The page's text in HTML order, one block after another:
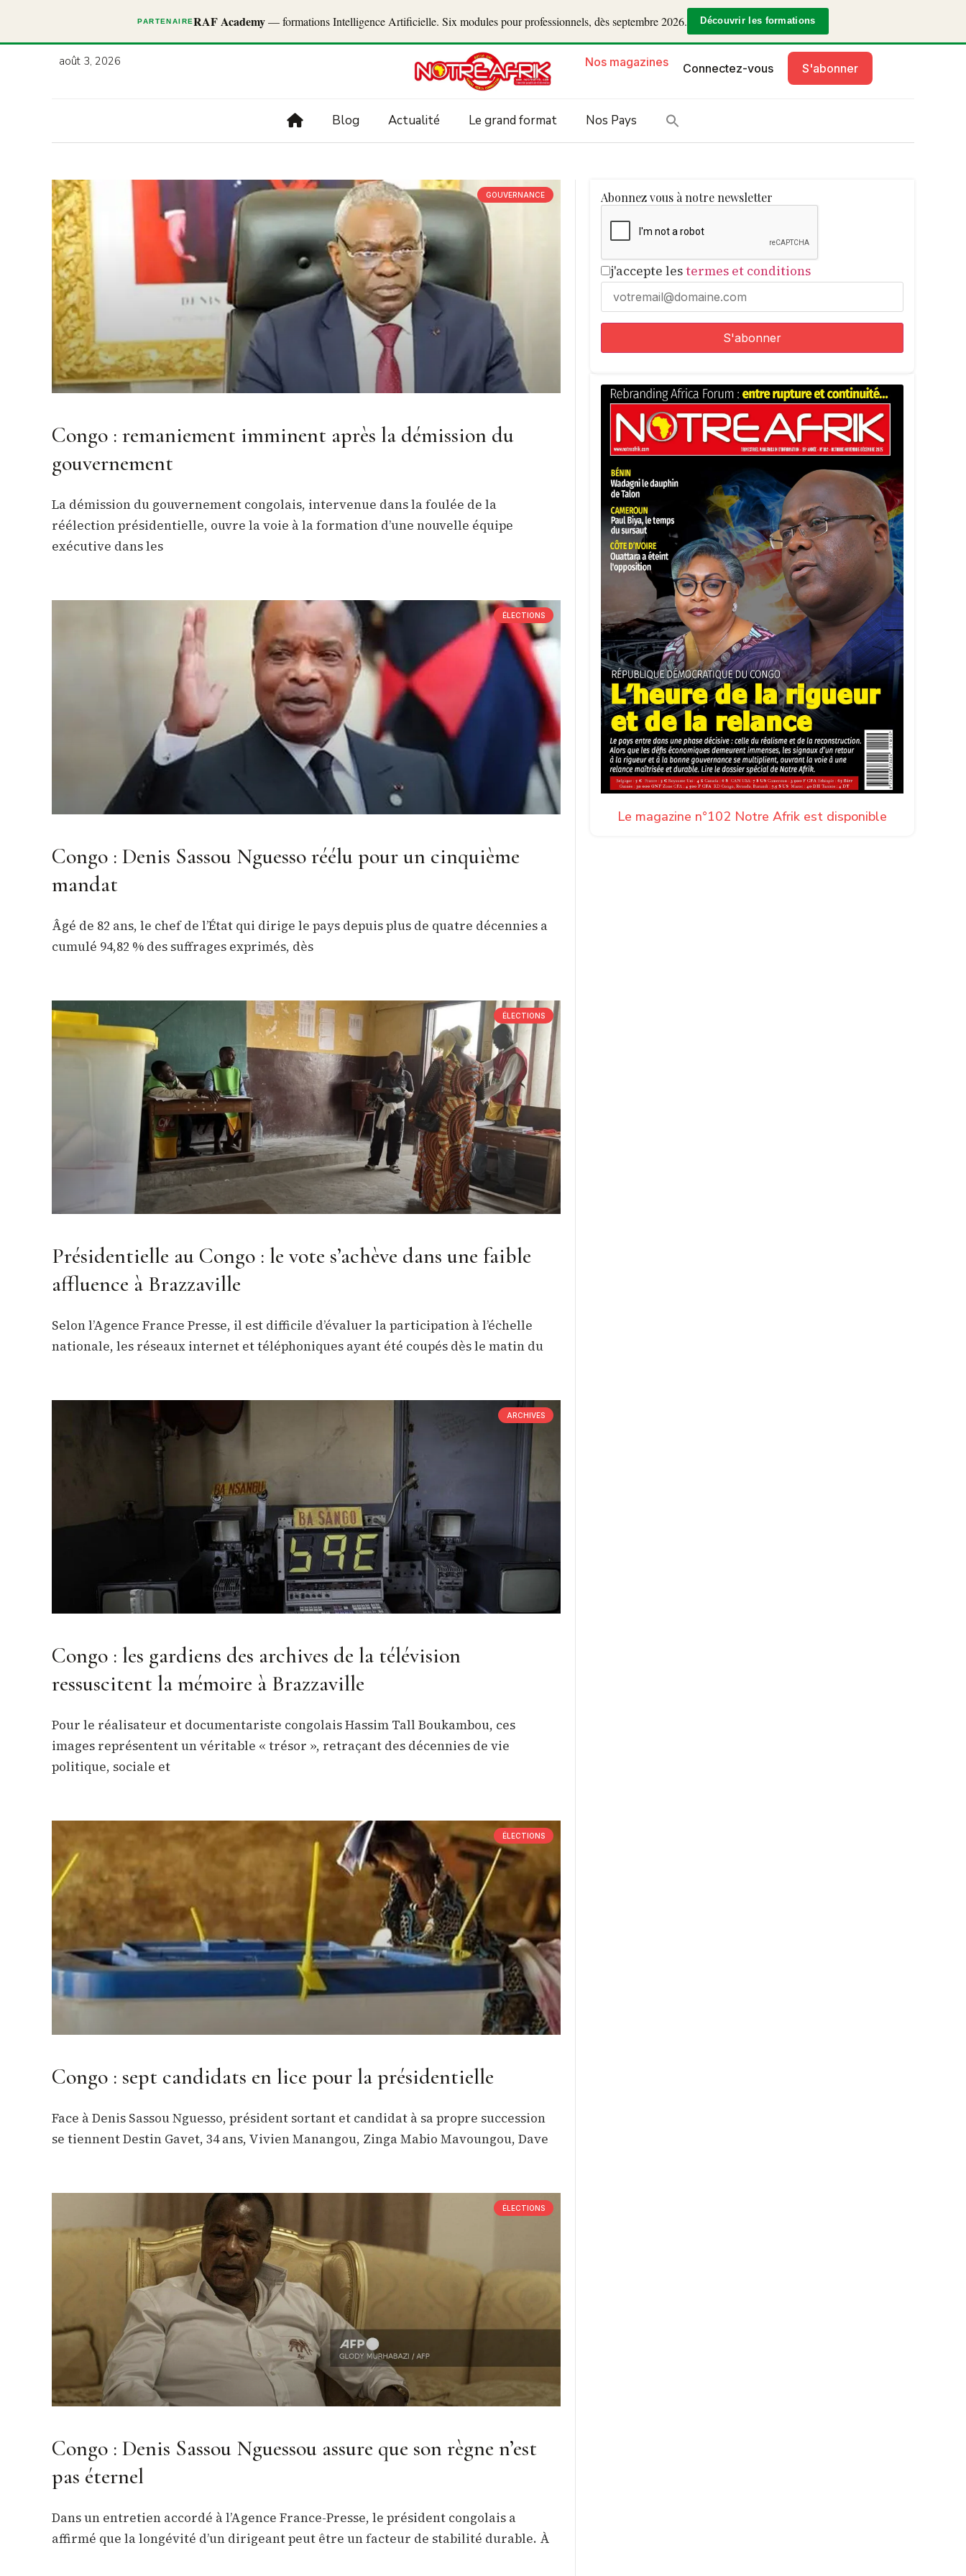
PARTENAIRERAF Academy— formations Intelligence Artificielle. Six modules pour professionnels, dès septembre 2026. Découvrir les formations
août 3, 2026 Nos magazines Connectez-vous S'abonner
Blog Actualité Le grand format Nos Pays
GOUVERNANCE
Congo : remaniement imminent après la démission du
gouvernement
La démission du gouvernement congolais, intervenue dans la foulée de la
réélection présidentielle, ouvre la voie à la formation d’une nouvelle équipe
exécutive dans les
ÉLECTIONS
Congo : Denis Sassou Nguesso réélu pour un cinquième
mandat
Âgé de 82 ans, le chef de l’État qui dirige le pays depuis plus de quatre décennies a
cumulé 94,82 % des suffrages exprimés, dès
ÉLECTIONS
Présidentielle au Congo : le vote s’achève dans une faible
affluence à Brazzaville
Selon l’Agence France Presse, il est difficile d’évaluer la participation à l’échelle
nationale, les réseaux internet et téléphoniques ayant été coupés dès le matin du
ARCHIVES
Congo : les gardiens des archives de la télévision
ressuscitent la mémoire à Brazzaville
Pour le réalisateur et documentariste congolais Hassim Tall Boukambou, ces
images représentent un véritable « trésor », retraçant des décennies de vie
politique, sociale et
ÉLECTIONS
Congo : sept candidats en lice pour la présidentielle
Face à Denis Sassou Nguesso, président sortant et candidat à sa propre succession
se tiennent Destin Gavet, 34 ans, Vivien Manangou, Zinga Mabio Mavoungou, Dave
ÉLECTIONS
Congo : Denis Sassou Nguessou assure que son règne n’est
pas éternel
Dans un entretien accordé à l’Agence France-Presse, le président congolais a
affirmé que la longévité d’un dirigeant peut être un facteur de stabilité durable. À
Abonnez vous à notre newsletter
j'accepte lestermes et conditions
Le magazine n°102 Notre Afrik est disponible